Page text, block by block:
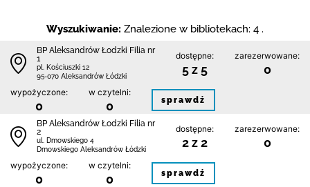
Wyszukiwanie: Znalezione w bibliotekach: 4 .
BP Aleksandrów Łodzki Filia nr
1
pl. Kościuszki 12
95-070 Aleksandrów Łódzki
dostępne:
5 z 5
zarezerwowane:
0
wypożyczone:
0
w czytelni:
0 sprawdź
BP Aleksandrów Łodzki Filia nr
2
ul. Dmowskiego 4
Dmowskiego Aleksandrów Łódzki
dostępne:
2 z 2
zarezerwowane:
0
wypożyczone:
0
w czytelni:
0 sprawdź